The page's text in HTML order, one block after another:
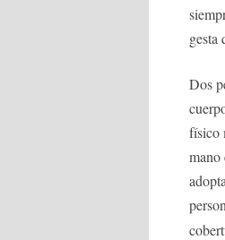
gesta
Dos
físico
mano